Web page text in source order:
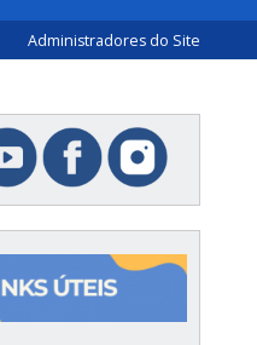
Administradores do Site